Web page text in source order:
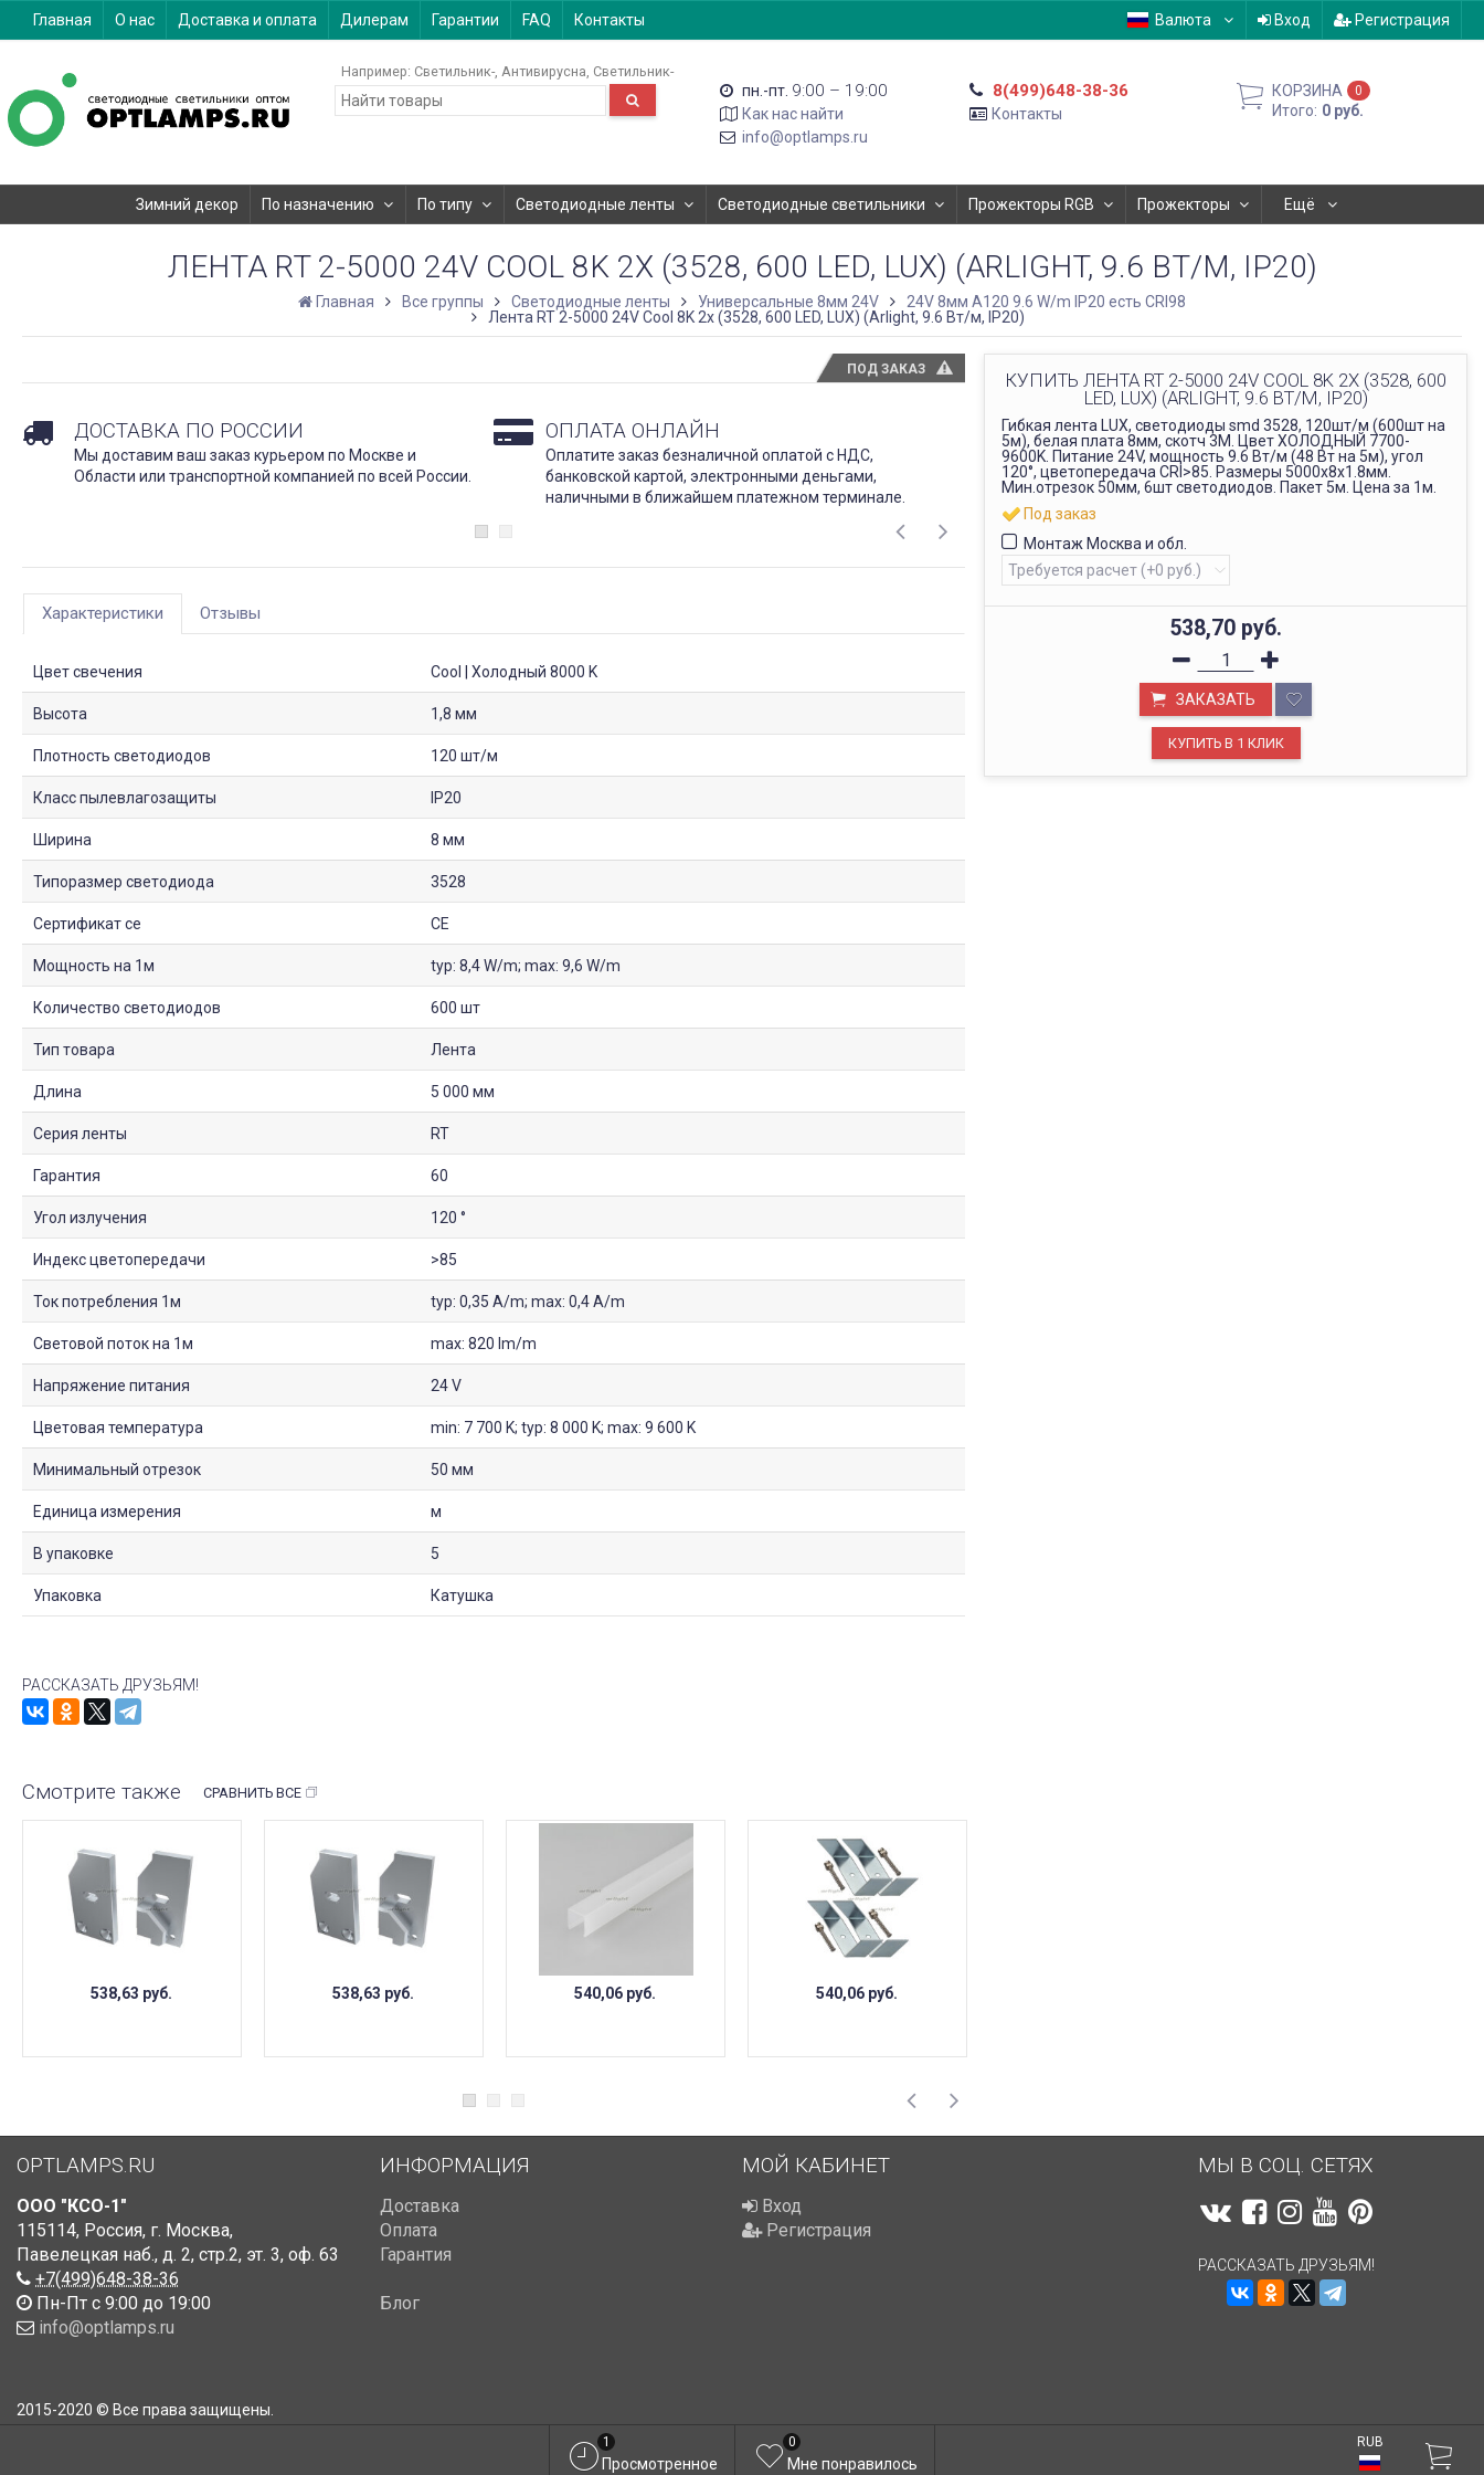
Главная О нас Доставка и оплата Дилерам Гарантии FAQ Контакты Валюта Вход Регистрация
Например: Светильник- Антивирусна Светильник-
пн.-пт. 9:00 – 19:00
Как нас найти
info@optlamps.ru
8(499)648-38-36
Контакты
КОРЗИНА 0
Итого: 0 руб.
Зимний декор По назначению По типу Светодиодные ленты Светодиодные светильники Прожекторы RGB Прожекторы Ещё
ЛЕНТА RT 2-5000 24V COOL 8K 2X (3528, 600 LED, LUX) (ARLIGHT, 9.6 ВТ/М, IP20)
Главная Все группы Светодиодные ленты Универсальные 8мм 24V
24V 8мм A120 9.6 W/m IP20 есть CRI98
Лента RT 2-5000 24V Cool 8K 2x (3528, 600 LED, LUX) (Arlight, 9.6 Вт/м, IP20)
ПОД ЗАКАЗ
КУПИТЬ ЛЕНТА RT 2-5000 24V COOL 8K 2X (3528, 600
LED, LUX) (ARLIGHT, 9.6 ВТ/М, IP20)
Гибкая лента LUX, светодиоды smd 3528, 120шт/м (600шт на
5м), белая плата 8мм, скотч 3М. Цвет ХОЛОДНЫЙ 7700-
9600K. Питание 24V, мощность 9.6 Вт/м (48 Вт на 5м), угол
120°, цветопередача CRI>85. Размеры 5000х8x1.8мм.
Мин.отрезок 50мм, 6шт светодиодов. Пакет 5м. Цена за 1м.
Под заказ
Монтаж Москва и обл.
538,70 руб.
ЗАКАЗАТЬ
ДОСТАВКА ПО РОССИИ
Мы доставим ваш заказ курьером по Москве и
Области или транспортной компанией по всей России.
ОПЛАТА ОНЛАЙН
Оплатите заказ безналичной оплатой с НДС,
банковской картой, электронными деньгами,
наличными в ближайшем платежном терминале.
ОФИС В МОСКВЕ
Будем рады видеть вас в нашем офисе по адресу г.
Москва, Павелецкая наб., д. 2, стр. 2.
Характеристики Отзывы
Цвет свечения Cool | Холодный 8000 K
Высота 1,8 мм
Плотность светодиодов 120 шт/м
Класс пылевлагозащиты IP20
Ширина 8 мм
Типоразмер светодиода 3528
Сертификат ce CE
Мощность на 1м typ: 8,4 W/m; max: 9,6 W/m
Количество светодиодов 600 шт
Тип товара Лента
Длина 5 000 мм
Серия ленты RT
Гарантия 60
Угол излучения 120 °
Индекс цветопередачи >85
Ток потребления 1м typ: 0,35 A/m; max: 0,4 A/m
Световой поток на 1м max: 820 lm/m
Напряжение питания 24 V
Цветовая температура min: 7 700 K; typ: 8 000 K; max: 9 600 K
Минимальный отрезок 50 мм
Единица измерения м
В упаковке 5
Упаковка Катушка
РАССКАЗАТЬ ДРУЗЬЯМ!
Смотрите также СРАВНИТЬ ВСЕ
538,63 руб. 538,63 руб. 540,06 руб. 540,06 руб.
OPTLAMPS.RU
ООО "КСО-1"
115114, Россия, г. Москва,
Павелецкая наб., д. 2, стр.2, эт. 3, оф. 63
+7(499)648-38-36
Пн-Пт с 9:00 до 19:00
info@optlamps.ru
ИНФОРМАЦИЯ
Доставка
Оплата
Гарантия
Блог
МОЙ КАБИНЕТ
Вход
Регистрация
МЫ В СОЦ. СЕТЯХ
РАССКАЗАТЬ ДРУЗЬЯМ!
2015-2020 © Все права защищены.
Просмотренное
1
Мне понравилось
0 RUB